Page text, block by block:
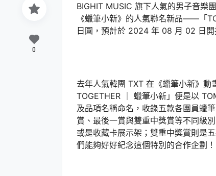
BIGHIT MUSIC 旗下人氣的男子音樂
《蠟筆小新》的人氣聯名新品——「
日圓，預計於 2024 年 08 月 02 日開
去年人氣韓團 TXT 在《蠟筆小新》動
TOGETHER ｜ 蠟筆小新」便是以
及品項名稱命名，收錄五款各團員蠟
賞、最後一賞與雙重中獎賞等不同級
或是收藏卡展示架；雙重中獎賞則是
們能夠好好紀念這個特別的合作企劃！
0